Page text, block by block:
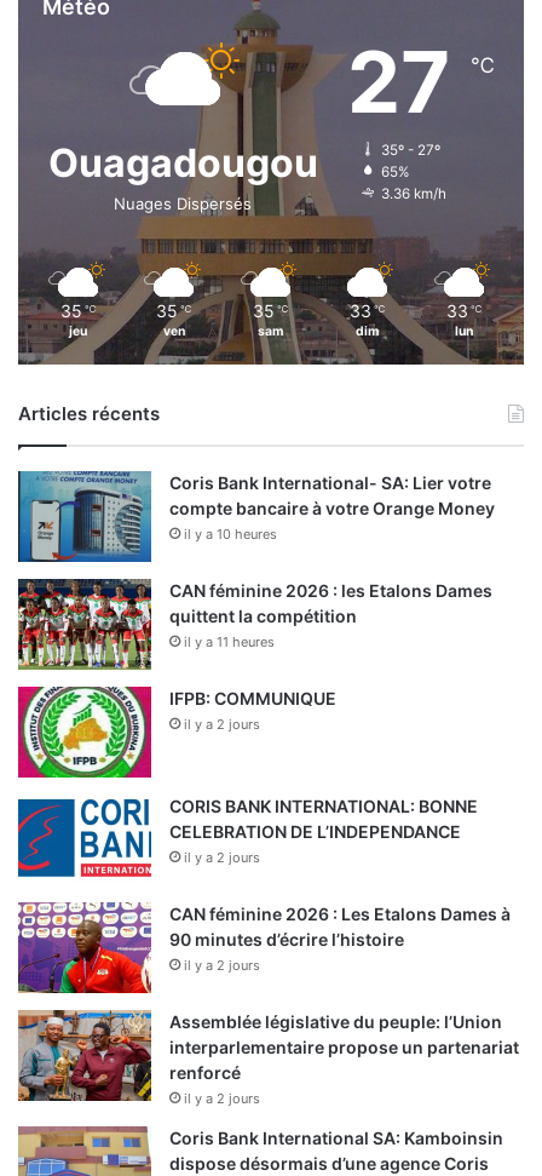
Météo
Ouagadougou
Nuages Dispersés
27 ℃
35º - 27º
65%
3.36 km/h
35 ℃
jeu
35 ℃
ven
35 ℃
sam
33 ℃
dim
33 ℃
lun
Articles récents
Coris Bank International- SA: Lier votre
compte bancaire à votre Orange Money
il y a 10 heures
CAN féminine 2026 : les Etalons Dames
quittent la compétition
il y a 11 heures
IFPB: COMMUNIQUE
il y a 2 jours
CORIS BANK INTERNATIONAL: BONNE
CELEBRATION DE L’INDEPENDANCE
il y a 2 jours
CAN féminine 2026 : Les Etalons Dames à
90 minutes d’écrire l’histoire
il y a 2 jours
Assemblée législative du peuple: l’Union
interparlementaire propose un partenariat
renforcé
il y a 2 jours
Coris Bank International SA: Kamboinsin
dispose désormais d’une agence Coris